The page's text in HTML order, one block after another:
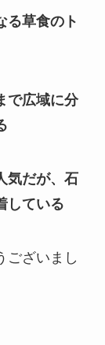
る草食のト
で広域に分
気だが、石
している
ございまし